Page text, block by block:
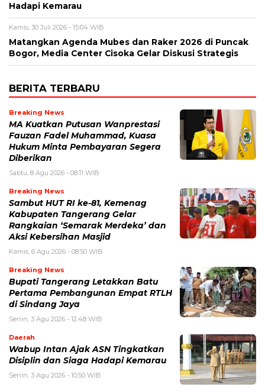
Hadapi Kemarau
Kamis, 30 Juli 2026 - 15:04 WIB
Matangkan Agenda Mubes dan Raker 2026 di Puncak
Bogor, Media Center Cisoka Gelar Diskusi Strategis
BERITA TERBARU
Breaking News
MA Kuatkan Putusan Wanprestasi
Fauzan Fadel Muhammad, Kuasa
Hukum Minta Pembayaran Segera
Diberikan
Sabtu, 8 Agu 2026 - 08:11 WIB
Breaking News
Sambut HUT RI ke-81, Kemenag
Kabupaten Tangerang Gelar
Rangkaian ‘Semarak Merdeka’ dan
Aksi Kebersihan Masjid
Kamis, 6 Agu 2026 - 08:50 WIB
Breaking News
Bupati Tangerang Letakkan Batu
Pertama Pembangunan Empat RTLH
di Sindang Jaya
Senin, 3 Agu 2026 - 12:48 WIB
Daerah
Wabup Intan Ajak ASN Tingkatkan
Disiplin dan Siaga Hadapi Kemarau
Senin, 3 Agu 2026 - 10:50 WIB